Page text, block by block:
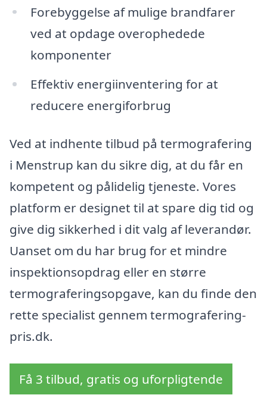
Forebyggelse af mulige brandfarer
ved at opdage overophedede
komponenter
Effektiv energiinventering for at
reducere energiforbrug
Ved at indhente tilbud på termografering
i Menstrup kan du sikre dig, at du får en
kompetent og pålidelig tjeneste. Vores
platform er designet til at spare dig tid og
give dig sikkerhed i dit valg af leverandør.
Uanset om du har brug for et mindre
inspektionsopdrag eller en større
termograferingsopgave, kan du finde den
rette specialist gennem termografering-
pris.dk.
Få 3 tilbud, gratis og uforpligtende